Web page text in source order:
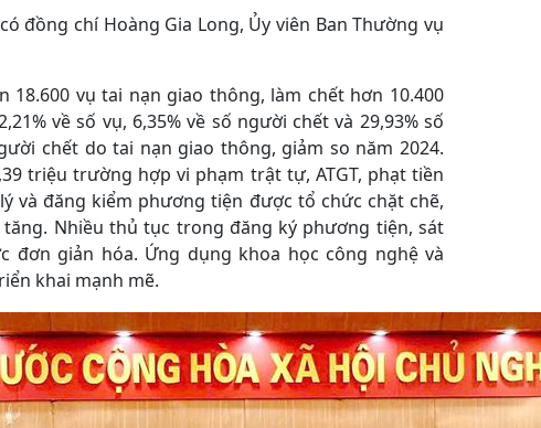
đồng chí Hoàng Gia Long, Ủy viên Ban Thường vụ
18.600 vụ tai nạn giao thông, làm chết hơn 10.400
về số vụ, 6,35% về số người chết và 29,93% số
chết do tai nạn giao thông, giảm so năm 2024.
triệu trường hợp vi phạm trật tự, ATGT, phạt tiền
và đăng kiểm phương tiện được tổ chức chặt chẽ,
Nhiều thủ tục trong đăng ký phương tiện, sát
đơn giản hóa. Ứng dụng khoa học công nghệ và
khai mạnh mẽ.